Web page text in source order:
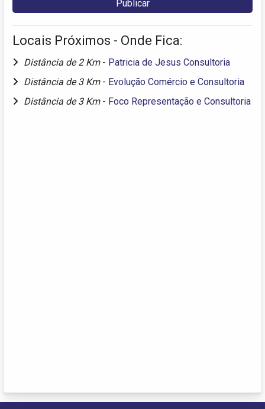
Locais Próximos - Onde Fica:
Distância de 2 Km - Patricia de Jesus Consultoria
Distância de 3 Km - Evolução Comércio e Consultoria
Distância de 3 Km - Foco Representação e Consultoria